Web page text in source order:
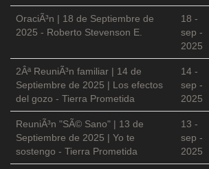
OraciÃ³n | 18 de Septiembre de
2025 - Roberto Stevenson E.
18 -
sep -
2025
2Âª ReuniÃ³n familiar | 14 de
Septiembre de 2025 | Los efectos
del gozo - Tierra Prometida
14 -
sep -
2025
ReuniÃ³n "SÃ© Sano" | 13 de
Septiembre de 2025 | Yo te
sostengo - Tierra Prometida
13 -
sep -
2025